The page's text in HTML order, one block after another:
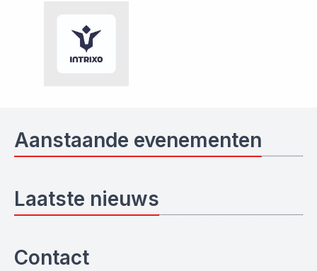
Aanstaande evenementen
Laatste nieuws
Contact